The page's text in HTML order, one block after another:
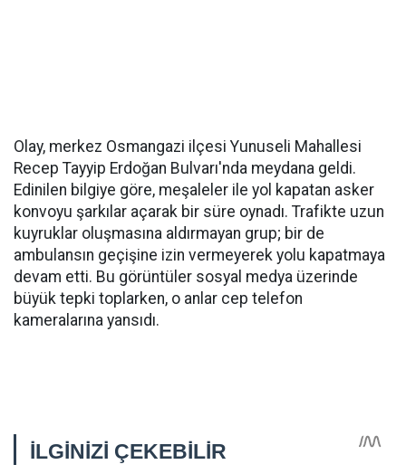
Olay, merkez Osmangazi ilçesi Yunuseli Mahallesi
Recep Tayyip Erdoğan Bulvarı'nda meydana geldi.
Edinilen bilgiye göre, meşaleler ile yol kapatan asker
konvoyu şarkılar açarak bir süre oynadı. Trafikte uzun
kuyruklar oluşmasına aldırmayan grup; bir de
ambulansın geçişine izin vermeyerek yolu kapatmaya
devam etti. Bu görüntüler sosyal medya üzerinde
büyük tepki toplarken, o anlar cep telefon
kameralarına yansıdı.